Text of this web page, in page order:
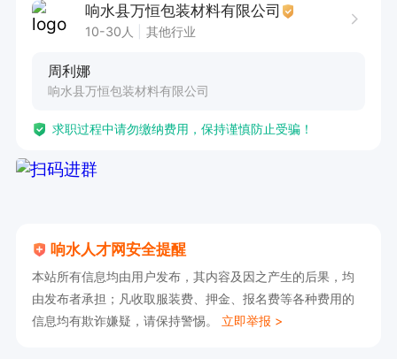
挑战。
工作质量。
响水县万恒包装材料有限公司
10-30人 其他行业
周利娜
响水县万恒包装材料有限公司
求职过程中请勿缴纳费用，保持谨慎防止受骗！
响水人才网安全提醒
本站所有信息均由用户发布，其内容及因之产生的后果，均
由发布者承担；凡收取服装费、押金、报名费等各种费用的
信息均有欺诈嫌疑，请保持警惕。 立即举报 >